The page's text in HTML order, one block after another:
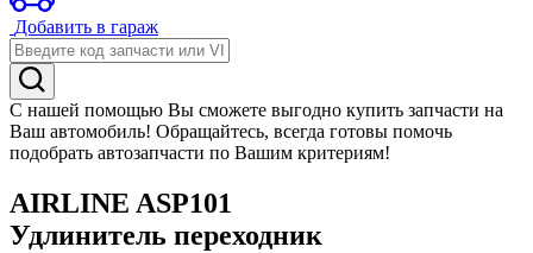
Добавить в гараж
С нашей помощью Вы сможете выгодно купить запчасти на
Ваш автомобиль! Обращайтесь, всегда готовы помочь
подобрать автозапчасти по Вашим критериям!
AIRLINE ASP101
Удлинитель переходник